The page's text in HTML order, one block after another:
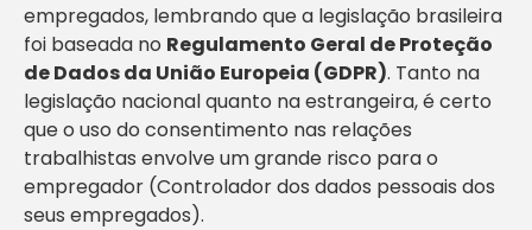
empregados, lembrando que a legislação brasileira
foi baseada no Regulamento Geral de Proteção
de Dados da União Europeia (GDPR). Tanto na
legislação nacional quanto na estrangeira, é certo
que o uso do consentimento nas relações
trabalhistas envolve um grande risco para o
empregador (Controlador dos dados pessoais dos
seus empregados).